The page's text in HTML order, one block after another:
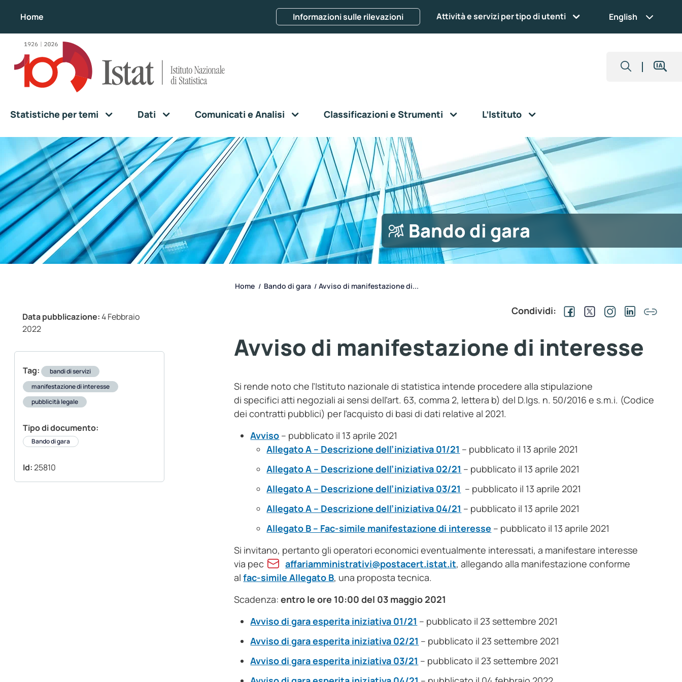
Home Informazioni sulle rilevazioni Attività e servizi per tipo di utenti English
Statistiche per temi Dati Comunicati e Analisi Classificazioni e Strumenti L’Istituto
Bando di gara
Data pubblicazione:4 Febbraio
2022
Tag:
bandi di servizi
manifestazione di interesse
pubblicità legale
Tipo di documento:
Bando di gara
Id:25810
Home / Bando di gara / Avviso di manifestazione di...
Condividi:
Avviso di manifestazione di interesse
Si rende noto che l’Istituto nazionale di statistica intende procedere alla stipulazione
di specifici atti negoziali ai sensi dell’art. 63, comma 2, lettera b) del D.lgs. n. 50/2016 e s.m.i. (Codice
dei contratti pubblici) per l’acquisto di basi di dati relative al 2021.
Avviso – pubblicato il 13 aprile 2021
Allegato A – Descrizione dell’iniziativa 01/21 – pubblicato il 13 aprile 2021
Allegato A – Descrizione dell’iniziativa 02/21 – pubblicato il 13 aprile 2021
Allegato A – Descrizione dell’iniziativa 03/21 – pubblicato il 13 aprile 2021
Allegato A – Descrizione dell’iniziativa 04/21 – pubblicato il 13 aprile 2021
Allegato B – Fac-simile manifestazione di interesse – pubblicato il 13 aprile 2021
Si invitano, pertanto gli operatori economici eventualmente interessati, a manifestare interesse
via pec
affariamministrativi@postacert.istat.it, allegando alla manifestazione conforme
alfac-simile Allegato B, una proposta tecnica.
Scadenza:entro le ore 10:00 del 03 maggio 2021
Avviso di gara esperita iniziativa 01/21 – pubblicato il 23 settembre 2021
Avviso di gara esperita iniziativa 02/21 – pubblicato il 23 settembre 2021
Avviso di gara esperita iniziativa 03/21 – pubblicato il 23 settembre 2021